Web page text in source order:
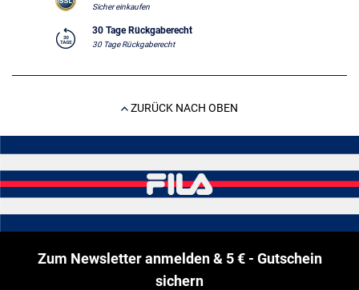
Sicher einkaufen
30 Tage Rückgaberecht
30 Tage Rückgaberecht
ZURÜCK NACH OBEN
Zum Newsletter anmelden & 5 € - Gutschein
sichern